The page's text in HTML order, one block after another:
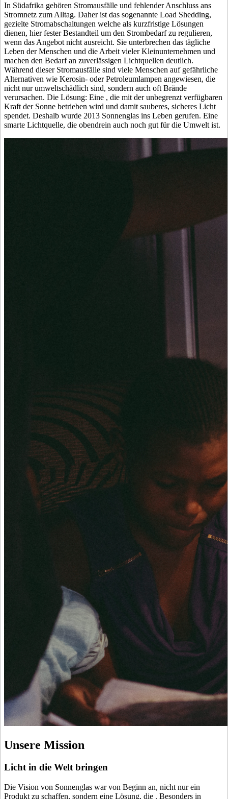
In Südafrika gehören Stromausfälle und fehlender Anschluss ans
Stromnetz zum Alltag. Daher ist das sogenannte Load Shedding,
gezielte Stromabschaltungen welche als kurzfristige Lösungen
dienen, hier fester Bestandteil um den Strombedarf zu regulieren,
wenn das Angebot nicht ausreicht. Sie unterbrechen das tägliche
Leben der Menschen und die Arbeit vieler Kleinunternehmen und
machen den Bedarf an zuverlässigen Lichtquellen deutlich.
Während dieser Stromausfälle sind viele Menschen auf gefährliche
Alternativen wie Kerosin- oder Petroleumlampen angewiesen, die
nicht nur umweltschädlich sind, sondern auch oft Brände
verursachen. Die Lösung: Eine , die mit der unbegrenzt verfügbaren
Kraft der Sonne betrieben wird und damit sauberes, sicheres Licht
spendet. Deshalb wurde 2013 Sonnenglas ins Leben gerufen. Eine
smarte Lichtquelle, die obendrein auch noch gut für die Umwelt ist.
Unsere Mission
Licht in die Welt bringen
Die Vision von Sonnenglas war von Beginn an, nicht nur ein
Produkt zu schaffen, sondern eine Lösung, die . Besonders in